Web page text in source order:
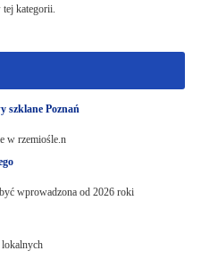
kategorii.
szklane Poznań
w rzemiośle.n
wprowadzona od 2026 roki